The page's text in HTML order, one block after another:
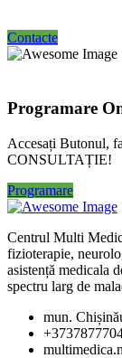
Contacte
Programare
Accesați Butonul,
CONSULTAȚIE!
Programare
Centrul Multi
fizioterapie,
asistență medicala
spectru larg de
mun.